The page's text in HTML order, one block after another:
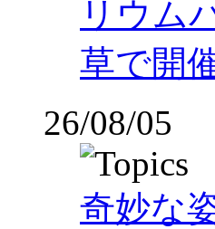
リウム
草で開
26/08/05
奇妙な